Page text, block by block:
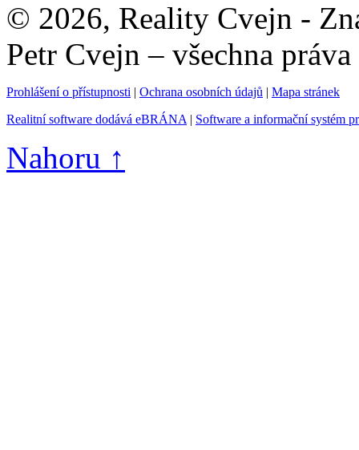
© 2026, Reality Cvejn -
Petr Cvejn – všechna
Prohlášení o přístupnosti | Ochrana osobních údajů | Mapa stránek
Realitní software dodává eBRÁNA | Software a informační systém
Nahoru ↑